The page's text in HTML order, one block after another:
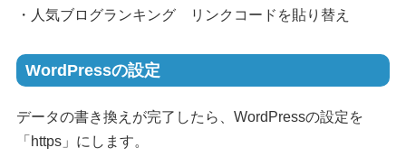
・人気ブログランキング リンクコードを貼り替え
WordPressの設定
データの書き換えが完了したら、WordPressの設定を
「https」にします。